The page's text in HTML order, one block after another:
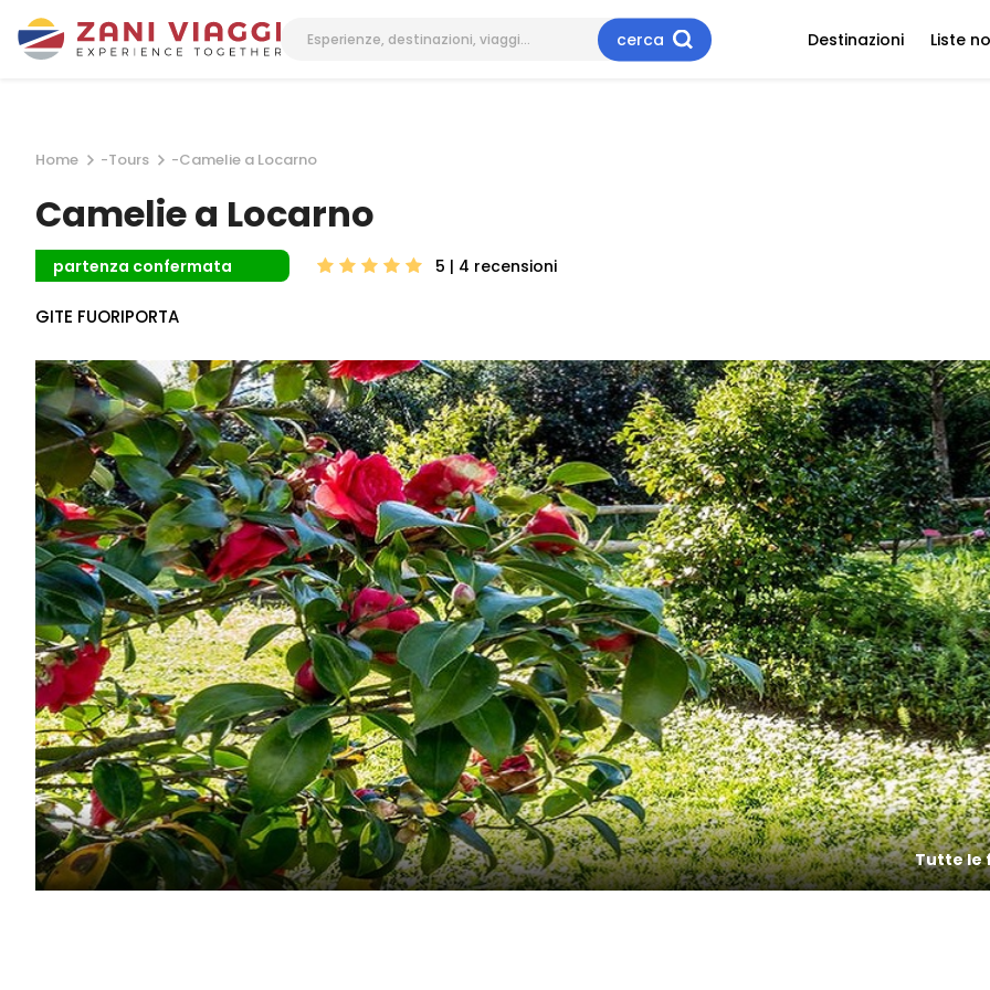
cerca Destinazioni Liste
Home -Tours -Camelie a Locarno
Camelie a Locarno
partenza confermata 5 | 4 recensioni
GITE FUORIPORTA
Tutte le